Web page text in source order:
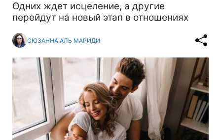
Одних ждет исцеление, а другие
перейдут на новый этап в отношениях
СЮЗАННА АЛЬ МАРИДИ